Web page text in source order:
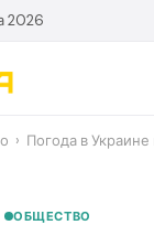
2026
› Погода в
ОБЩЕСТВО